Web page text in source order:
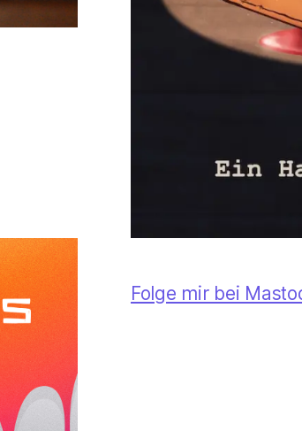
Folge mir bei